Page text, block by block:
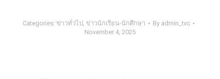
Categories: ข่าวทั่วไป, ข่าวนักเรียน-นักศึกษา By admin_tvc
November 4, 2025